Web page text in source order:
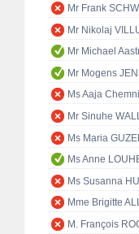
Mr Frank
Mr Nikolaj
Mr Michael
Mr Mogens
Ms Aaja
Mr Sinuhe
Ms Maria
Ms Anne
Ms Susanna
Mme Brigitte
M. François